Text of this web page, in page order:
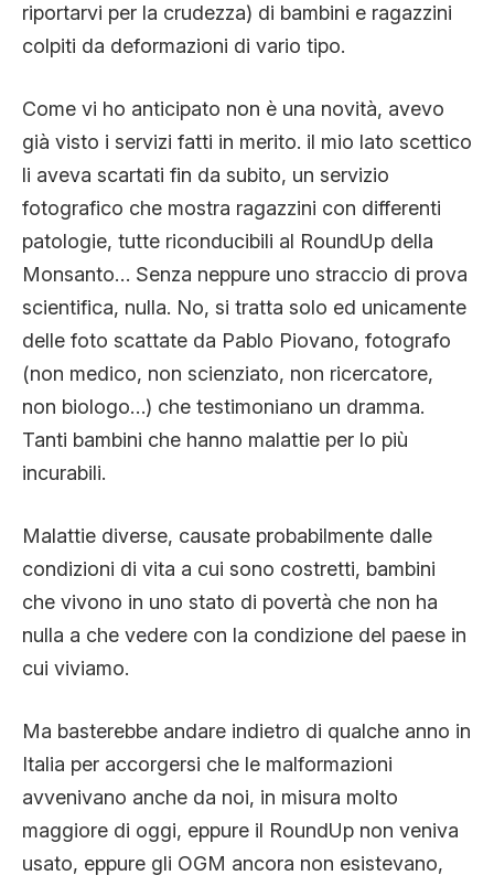
riportarvi per la crudezza) di bambini e ragazzini
colpiti da deformazioni di vario tipo.
Come vi ho anticipato non è una novità, avevo
già visto i servizi fatti in merito. il mio lato scettico
li aveva scartati fin da subito, un servizio
fotografico che mostra ragazzini con differenti
patologie, tutte riconducibili al RoundUp della
Monsanto… Senza neppure uno straccio di prova
scientifica, nulla. No, si tratta solo ed unicamente
delle foto scattate da Pablo Piovano, fotografo
(non medico, non scienziato, non ricercatore,
non biologo…) che testimoniano un dramma.
Tanti bambini che hanno malattie per lo più
incurabili.
Malattie diverse, causate probabilmente dalle
condizioni di vita a cui sono costretti, bambini
che vivono in uno stato di povertà che non ha
nulla a che vedere con la condizione del paese in
cui viviamo.
Ma basterebbe andare indietro di qualche anno in
Italia per accorgersi che le malformazioni
avvenivano anche da noi, in misura molto
maggiore di oggi, eppure il RoundUp non veniva
usato, eppure gli OGM ancora non esistevano,